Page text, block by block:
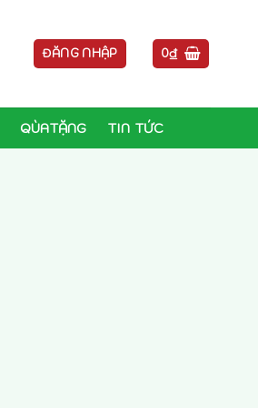
ĐĂNG NHẬP 0₫
QÙATẶNG TIN TỨC